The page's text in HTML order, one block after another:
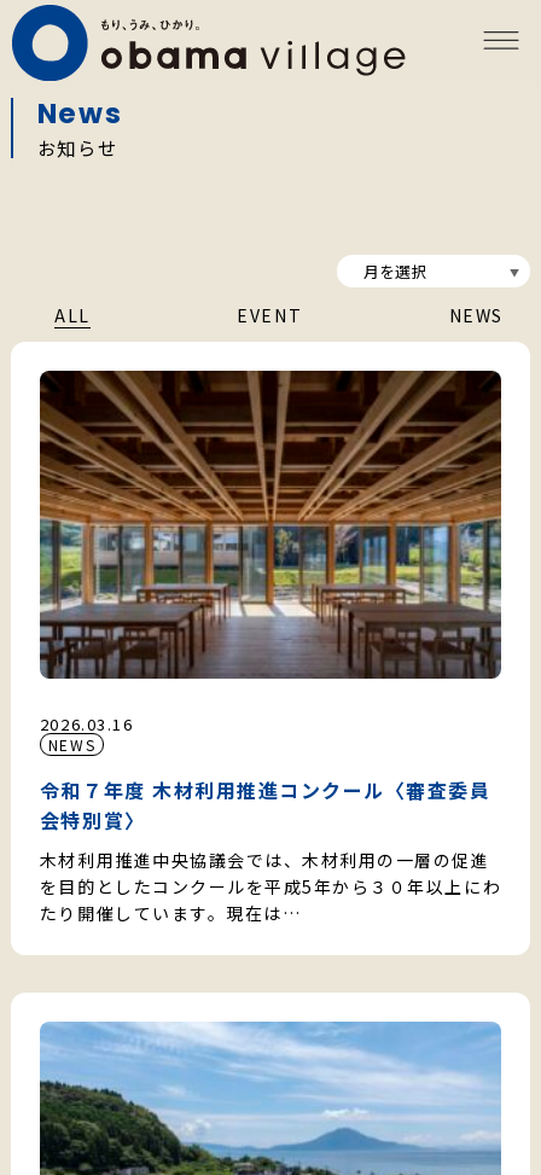
News
お知らせ
ALL EVENT NEWS
2026.03.16
NEWS
令和７年度 木材利用推進コンクール〈審査委員
会特別賞〉
木材利用推進中央協議会では、木材利用の一層の促進
を目的としたコンクールを平成5年から３０年以上にわ
たり開催しています。現在は…